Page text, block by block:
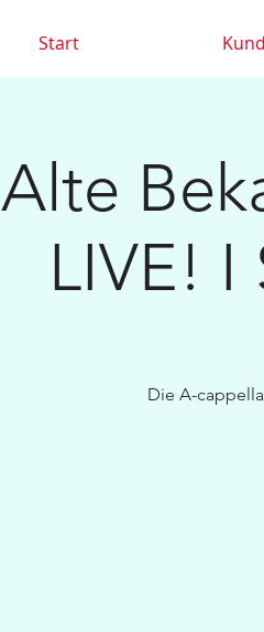
Start
Alte
LIVE!
Die A-